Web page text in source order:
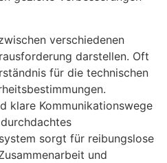
verschiedenen
darstellen. Oft
für die technischen
klare Kommunikationswege
sorgt für reibungslose
und